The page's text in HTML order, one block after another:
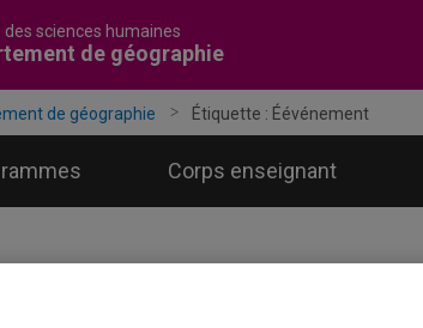
des sciences humaines
de géographie
de géographie Étiquette : Éévénement
Corps enseignant